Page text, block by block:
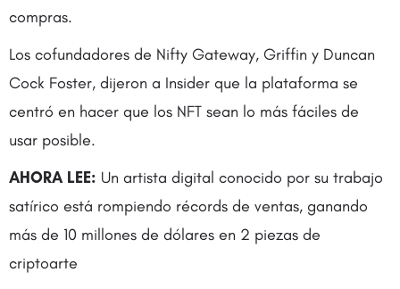
compras.
Los cofundadores de Nifty Gateway, Griffin y Duncan
Cock Foster, dijeron a Insider que la plataforma se
centró en hacer que los NFT sean lo más fáciles de
usar posible.
AHORA LEE: Un artista digital conocido por su trabajo
satírico está rompiendo récords de ventas, ganando
más de 10 millones de dólares en 2 piezas de
criptoarte